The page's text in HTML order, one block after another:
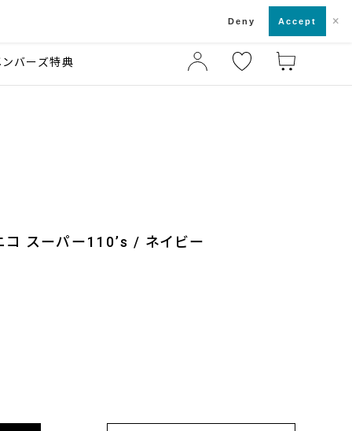
ンバーズ特典
コ スーパー110’s / ネイビー
Deny Accept ×